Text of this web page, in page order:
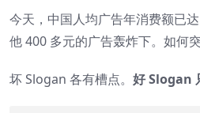
今天，中国人均广告年消费额已
他 400 多元的广告轰炸下。如何
坏 Slogan 各有槽点。 好 Slogan